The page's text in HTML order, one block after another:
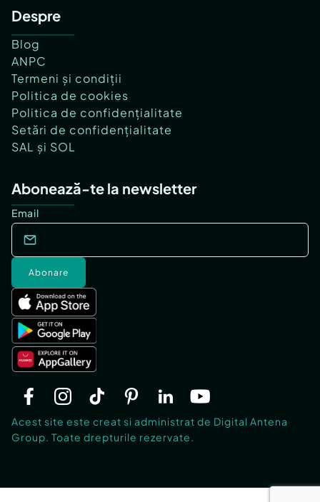
Despre
Blog
ANPC
Termeni și condiții
Politica de cookies
Politica de confidențialitate
Setări de confidențialitate
SAL și SOL
Abonează-te la newsletter
Email
Abonare
Acest site este creat si administrat de Digital Antena
Group. Toate drepturile rezervate.